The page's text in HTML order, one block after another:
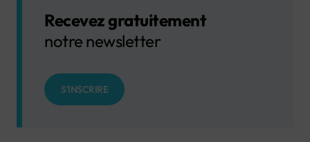
Recevez gratuitement
notre newsletter
S'INSCRIRE